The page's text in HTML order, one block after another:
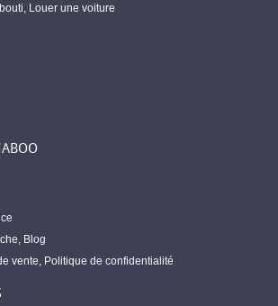
, Louer une voiture
, Blog
vente, Politique de confidentialité